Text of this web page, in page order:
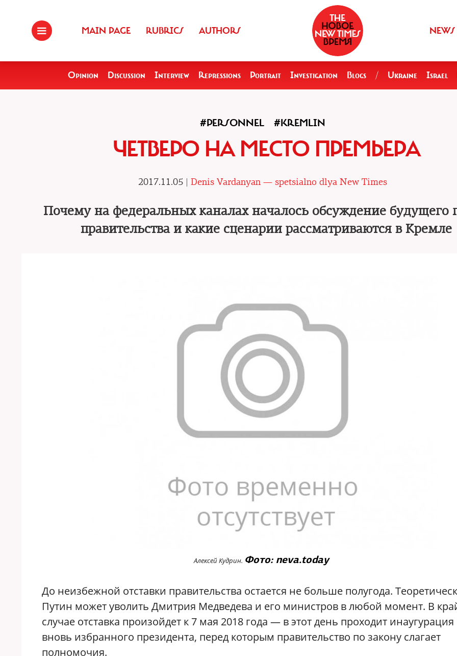
MAIN PAGE RUBRICS AUTHORS NEWS
Opinion Discussion Interview Repressions Portrait Investigation Blogs / Ukraine Israel
#PERSONNEL #KREMLIN
ЧЕТВЕРО НА МЕСТО ПРЕМЬЕРА
2017.11.05 | Denis Vardanyan — spetsialno dlya New Times
Почему на федеральных каналах началось обсуждение будущего
правительства и какие сценарии рассматриваются в Кремле
Алексей Кудрин. Фото: neva.today
До неизбежной отставки правительства остается не больше полугода.
Путин может уволить Дмитрия Медведева и его министров в любой момент. В
случае отставка произойдет к 7 мая 2018 года — в этот день проходит инаугурация
вновь избранного президента, перед которым правительство по закону слагает
полномочия.